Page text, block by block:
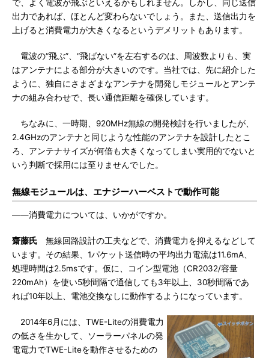
で、よく電波が飛ぶといえるかもしれません。しかし、同じ送信
出力であれば、ほとんど変わらないでしょう。また、送信出力を
上げると消費電力が大きくなるというデメリットもあります。
電波の“飛ぶ”、“飛ばない”を左右するのは、周波数よりも、実
はアンテナによる部分が大きいのです。当社では、先に紹介した
ように、独自にさまざまなアンテナを開発しモジュールとアンテ
ナの組み合わせで、長い通信距離を確保しています。
ちなみに、一時期、920MHz無線の開発検討を行いましたが、
2.4GHzのアンテナと同じような性能のアンテナを設計したとこ
ろ、アンテナサイズが何倍も大きくなってしまい実用的でないと
いう判断で採用には至りませんでした。
無線モジュールは、エナジーハーベストで動作可能
――消費電力については、いかがですか。
齋藤氏 無線回路設計の工夫などで、消費電力を抑えるなどして
います。その結果、1パケット送信時の平均出力電流は11.6mA、
処理時間は2.5msです。仮に、コイン型電池（CR2032/容量
220mAh）を使い5秒間隔で通信しても3年以上、30秒間隔であ
れば10年以上、電池交換なしに動作するようになっています。
2014年6月には、TWE-Liteの消費電力
の低さを生かして、ソーラーパネルの発
電電力でTWE-Liteを動作させるための